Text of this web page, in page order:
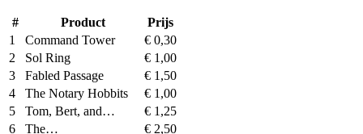
# Product
Prijs
1
Command Tower € 0,30
2
Sol Ring € 1,00
3
Fabled Passage € 1,50
4
The Notary Hobbits € 1,00
5
Tom, Bert, and… € 1,25
6
The… € 2,50